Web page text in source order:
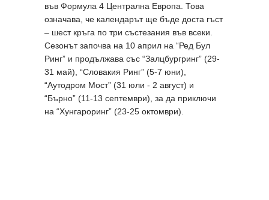
във Формула 4 Централна Европа. Това
означава, че календарът ще бъде доста гъст
– шест кръга по три състезания във всеки.
Сезонът започва на 10 април на “Ред Бул
Ринг” и продължава със “Залцбургринг” (29-
31 май), “Словакия Ринг” (5-7 юни),
“Аутодром Мост” (31 юли - 2 август) и
“Бърно” (11-13 септември), за да приключи
на “Хунгароринг” (23-25 октомври).